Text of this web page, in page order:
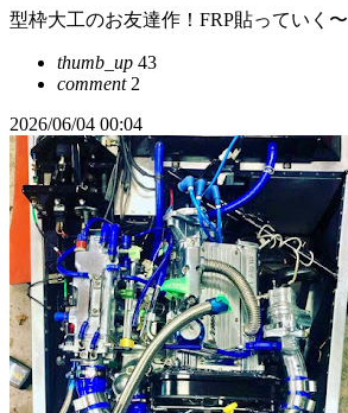
型枠大工のお友達作！FRP貼っていく〜
thumb_up 43
comment2
2026/06/04 00:04